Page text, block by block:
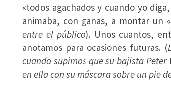
«todos agachados y cuando yo
animaba, con ganas, a montar un
entre el público). Unos cuantos,
anotamos para ocasiones futuras. (
cuando supimos que su bajista
en ella con su máscara sobre un pie